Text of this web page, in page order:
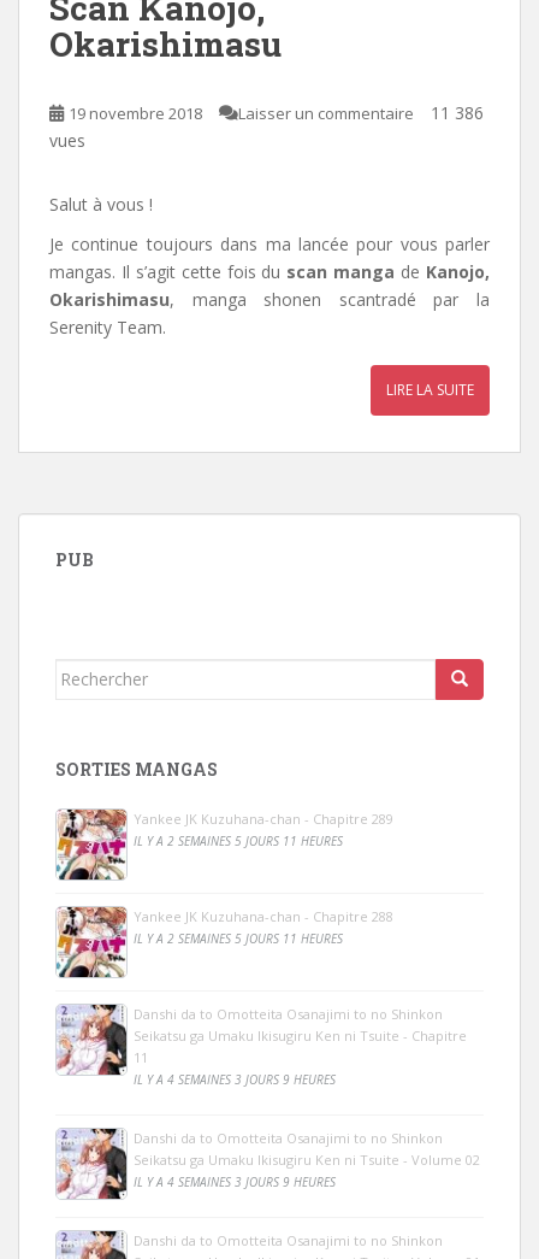
Okarishimasu
19 novembre 2018 Laisser un commentaire
11 386
vues
Salut à vous !
Je continue toujours dans ma lancée pour vous parler
mangas. Il s’agit cette fois du scan manga de Kanojo,
Okarishimasu, manga shonen scantradé par la
Serenity Team.
LIRE LA SUITE
PUB
Rechercher...
SORTIES MANGAS
Yankee JK Kuzuhana-chan - Chapitre 289
IL Y A 2 SEMAINES 5 JOURS 11 HEURES
Yankee JK Kuzuhana-chan - Chapitre 288
IL Y A 2 SEMAINES 5 JOURS 11 HEURES
Danshi da to Omotteita Osanajimi to no Shinkon
Seikatsu ga Umaku Ikisugiru Ken ni Tsuite - Chapitre
11
IL Y A 4 SEMAINES 3 JOURS 9 HEURES
Danshi da to Omotteita Osanajimi to no Shinkon
Seikatsu ga Umaku Ikisugiru Ken ni Tsuite - Volume 02
IL Y A 4 SEMAINES 3 JOURS 9 HEURES
Danshi da to Omotteita Osanajimi to no Shinkon